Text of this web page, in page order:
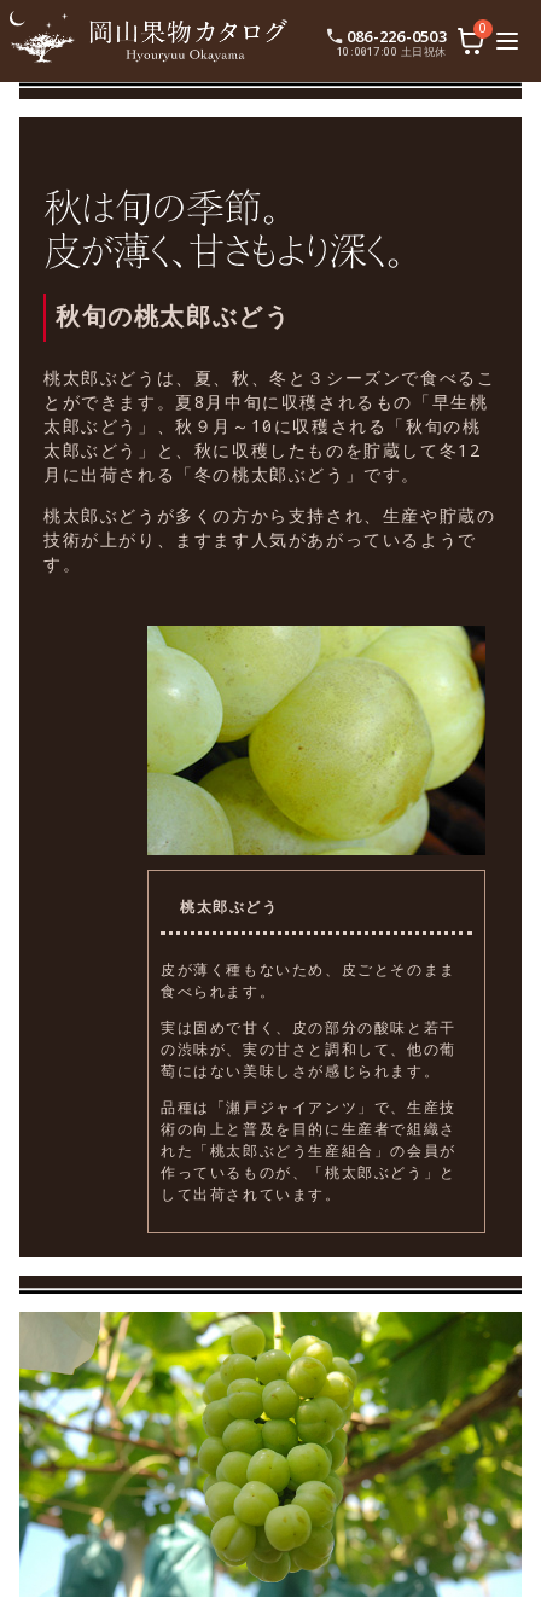
086-226-0503
10:00〜17:00 土日祝休
0
秋旬の桃太郎ぶどう
桃太郎ぶどうは、夏、秋、冬と３シーズンで食べるこ
とができます。夏8月中旬に収穫されるもの「早生桃
太郎ぶどう」、秋９月～10月に収穫される「秋旬の桃
太郎ぶどう」と、秋に収穫したものを貯蔵して冬12
月に出荷される「冬の桃太郎ぶどう」です。
桃太郎ぶどうが多くの方から支持され、生産や貯蔵の
技術が上がり、ますます人気があがっているようで
す。
桃太郎ぶどう
皮が薄く種もないため、皮ごとそのまま
食べられます。
実は固めで甘く、皮の部分の酸味と若干
の渋味が、実の甘さと調和して、他の葡
萄にはない美味しさが感じられます。
品種は「瀬戸ジャイアンツ」で、生産技
術の向上と普及を目的に生産者で組織さ
れた「桃太郎ぶどう生産組合」の会員が
作っているものが、「桃太郎ぶどう」と
して出荷されています。